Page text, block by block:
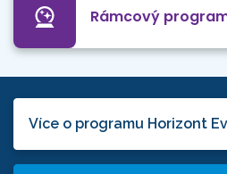
Rámcový
Více o programu Horizont